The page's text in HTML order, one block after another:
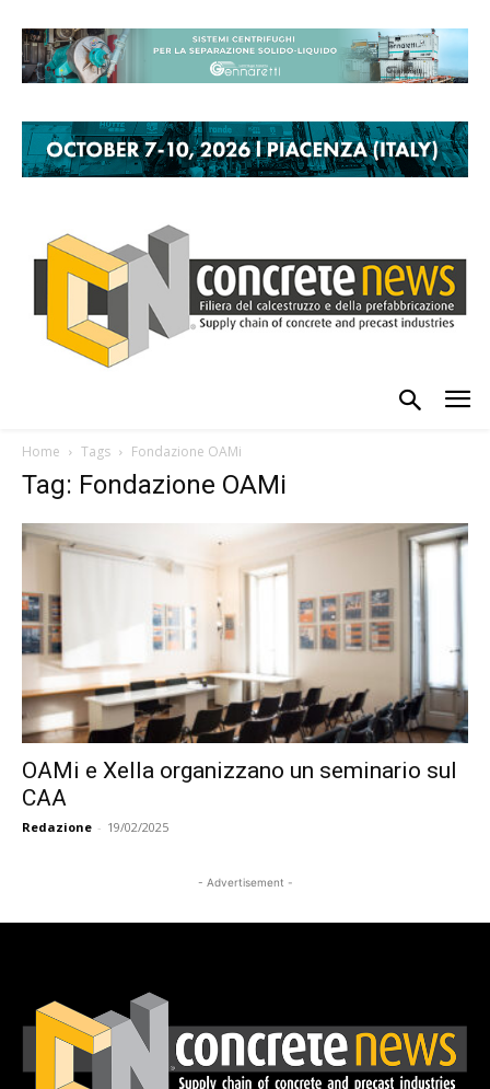
Home Tags Fondazione OAMi
Tag: Fondazione OAMi
OAMi e Xella organizzano un seminario sul
CAA
Redazione - 19/02/2025
- Advertisement -